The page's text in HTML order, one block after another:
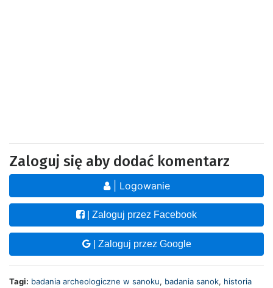
Zaloguj się aby dodać komentarz
| Logowanie
| Zaloguj przez Facebook
| Zaloguj przez Google
Tagi: badania archeologiczne w sanoku, badania sanok, historia